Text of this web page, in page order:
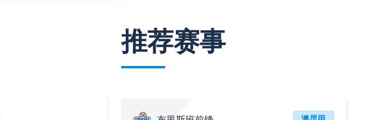
标签
比赛录像 西甲
05月26日 AC米兰vs蒙扎全场录像回放
标签
标签
推荐赛事